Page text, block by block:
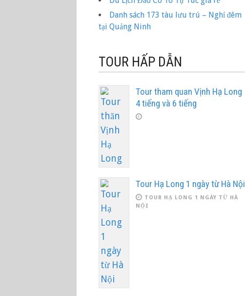
Danh sách 173 tàu lưu trú – Nghỉ đêm
tại Quảng Ninh
TOUR HẤP DẪN
Tour tham quan Vịnh Hạ Long
4 tiếng và 6 tiếng
Tour Hạ Long 1 ngày từ Hà Nội
TOUR HẠ LONG 1 NGÀY TỪ HÀ
NỘI